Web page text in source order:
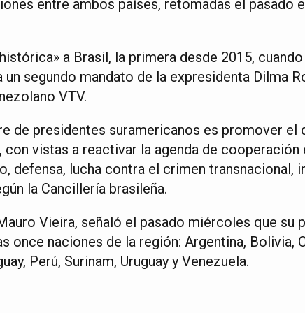
entre ambos países, retomadas el pasado
a Brasil, la primera desde 2015,
segundo mandato de la expresidenta Dilma
VTV.
de presidentes suramericanos es promover
con vistas a reactivar la agenda de
defensa, lucha contra el crimen transnacional,
la Cancillería brasileña.
Vieira, señaló el pasado miércoles que su
once naciones de la región: Argentina, Bolivia,
Perú, Surinam, Uruguay y Venezuela.